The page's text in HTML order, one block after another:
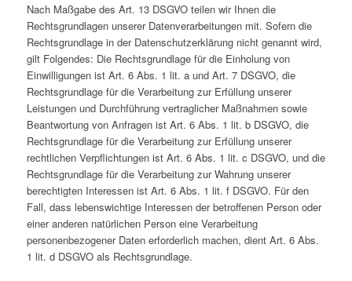
Nach Maßgabe des Art. 13 DSGVO teilen wir Ihnen die
Rechtsgrundlagen unserer Datenverarbeitungen mit. Sofern die
Rechtsgrundlage in der Datenschutzerklärung nicht genannt wird,
gilt Folgendes: Die Rechtsgrundlage für die Einholung von
Einwilligungen ist Art. 6 Abs. 1 lit. a und Art. 7 DSGVO, die
Rechtsgrundlage für die Verarbeitung zur Erfüllung unserer
Leistungen und Durchführung vertraglicher Maßnahmen sowie
Beantwortung von Anfragen ist Art. 6 Abs. 1 lit. b DSGVO, die
Rechtsgrundlage für die Verarbeitung zur Erfüllung unserer
rechtlichen Verpflichtungen ist Art. 6 Abs. 1 lit. c DSGVO, und die
Rechtsgrundlage für die Verarbeitung zur Wahrung unserer
berechtigten Interessen ist Art. 6 Abs. 1 lit. f DSGVO. Für den
Fall, dass lebenswichtige Interessen der betroffenen Person oder
einer anderen natürlichen Person eine Verarbeitung
personenbezogener Daten erforderlich machen, dient Art. 6 Abs.
1 lit. d DSGVO als Rechtsgrundlage.